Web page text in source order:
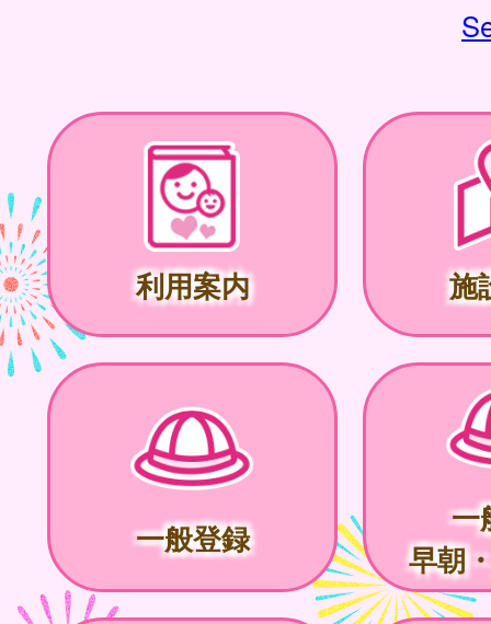
利用案内 施
一般登録
一
早朝